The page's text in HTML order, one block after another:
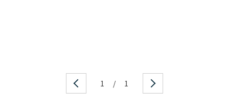
1 / 1